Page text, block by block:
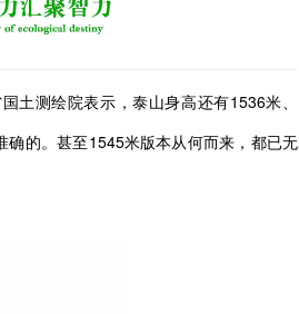
土测绘院表示，泰山身高还有1536米、
的。甚至1545米版本从何而来，都已无